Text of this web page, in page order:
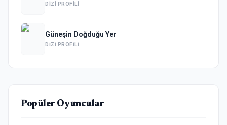
DIZI PROFILI
Güneşin Doğduğu Yer
DIZI PROFILI
Popüler Oyuncular